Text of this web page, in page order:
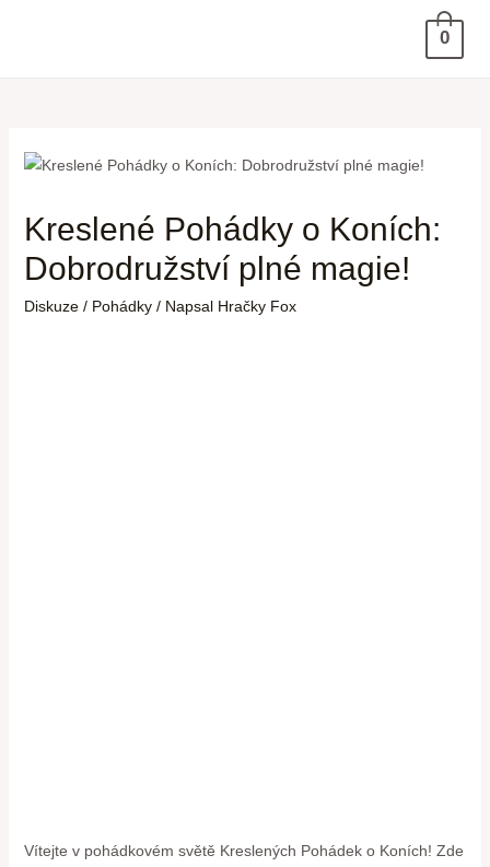
0
Kreslené Pohádky o Koních:
Dobrodružství plné magie!
Diskuze / Pohádky/ Napsal Hračky Fox
Vítejte v pohádkovém světě Kreslených Pohádek o Koních! Zde